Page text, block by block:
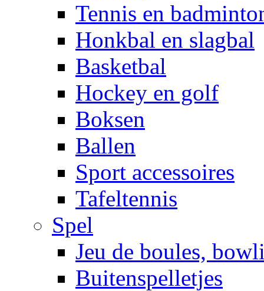
Tennis en
Honkbal en slagbal
Basketbal
Hockey en golf
Boksen
Ballen
Sport accessoires
Tafeltennis
Spel
Jeu de boules,
Buitenspelletjes